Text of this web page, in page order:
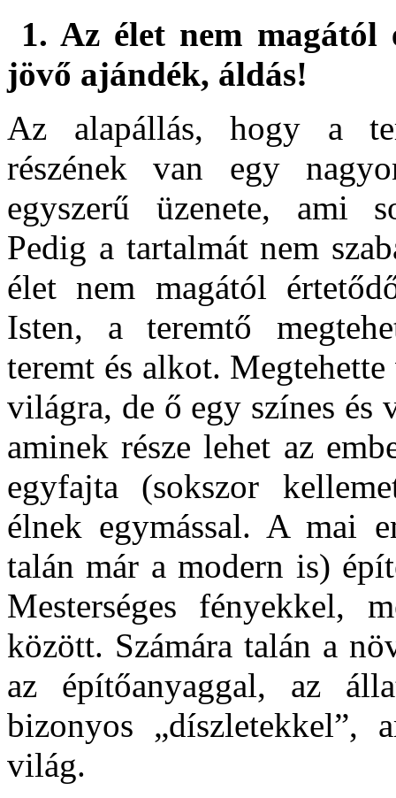
1. Az élet nem magától
jövő ajándék, áldás!
Az alapállás, hogy a
részének van egy
egyszerű üzenete, ami
Pedig a tartalmát nem
élet nem magától
Isten, a teremtő
teremt és alkot.
világra, de ő egy színes és
aminek része lehet az
egyfajta (sokszor
élnek egymással. A mai
talán már a modern is)
Mesterséges fényekkel,
között. Számára talán a
az építőanyaggal, az
bizonyos „díszletekkel”,
világ.